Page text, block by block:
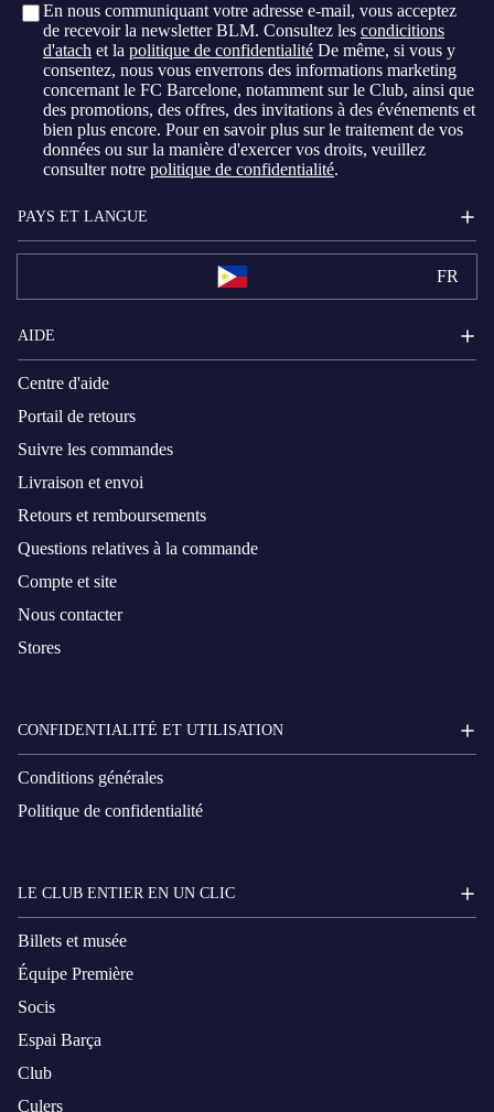
En nous communiquant votre adresse e-mail, vous acceptez
de recevoir la newsletter BLM. Consultez les condicitions
d'atach et la politique de confidentialité De même, si vous y
consentez, nous vous enverrons des informations marketing
concernant le FC Barcelone, notamment sur le Club, ainsi que
des promotions, des offres, des invitations à des événements et
bien plus encore. Pour en savoir plus sur le traitement de vos
données ou sur la manière d'exercer vos droits, veuillez
consulter notre politique de confidentialité.
PAYS ET LANGUE
FR
AIDE
Centre d'aide
Portail de retours
Suivre les commandes
Livraison et envoi
Retours et remboursements
Questions relatives à la commande
Compte et site
Nous contacter
Stores
CONFIDENTIALITÉ ET UTILISATION
Conditions générales
Politique de confidentialité
LE CLUB ENTIER EN UN CLIC
Billets et musée
Équipe Première
Socis
Espai Barça
Club
Culers